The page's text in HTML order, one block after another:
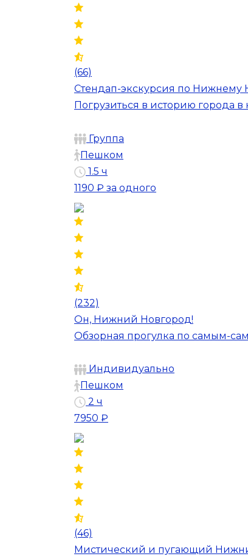
(66)
Стендап-экскурсия по Нижнему
Погрузиться в историю города
Группа
Пешком
1.5 ч
1190 ₽ за одного
(232)
Он, Нижний Новгород!
Обзорная прогулка по самым-
Индивидуально
Пешком
2 ч
7950 ₽
(46)
Мистический и пугающий